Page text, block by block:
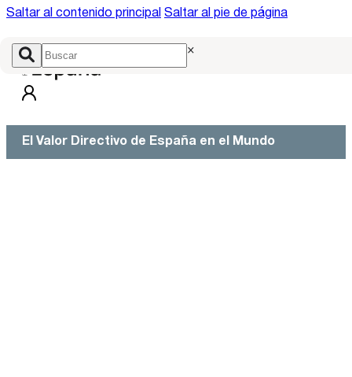
Saltar al contenido principal Saltar al pie de página
×
El Valor Directivo de España en el Mundo